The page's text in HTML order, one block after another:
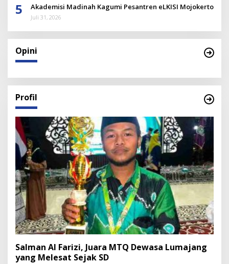
5 Akademisi Madinah Kagumi Pesantren eLKISI Mojokerto
Juli 31, 2026
Opini
Profil
Salman Al Farizi, Juara MTQ Dewasa Lumajang
yang Melesat Sejak SD